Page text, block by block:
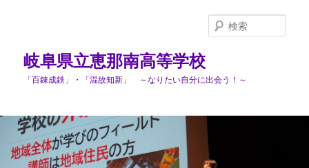
岐阜県立恵那南高等学校
「百錬成鉄」・「温故知新」 ～なりたい自分に出会う！～
索